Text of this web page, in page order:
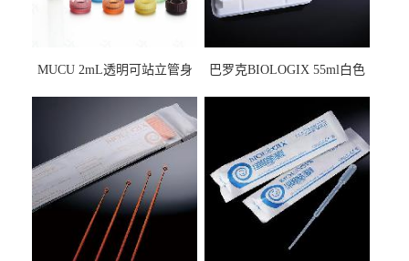
MUCU 2mL透明可站立管身
巴罗克BIOLOGIX 55ml白色
马射线灭菌25-0051